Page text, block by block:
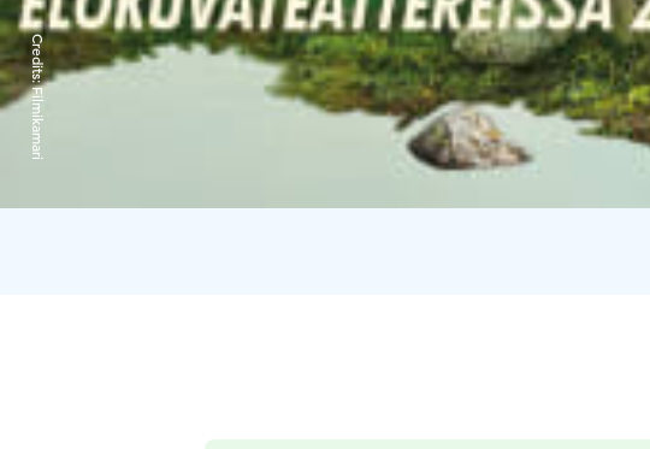
Credits:
Filmikamari